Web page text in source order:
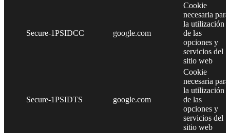
Secure-1PSIDCC google.com
Cookie
necesaria para
la utilización
de las
opciones y
servicios del
sitio web
Secure-1PSIDTS google.com
Cookie
necesaria para
la utilización
de las
opciones y
servicios del
sitio web